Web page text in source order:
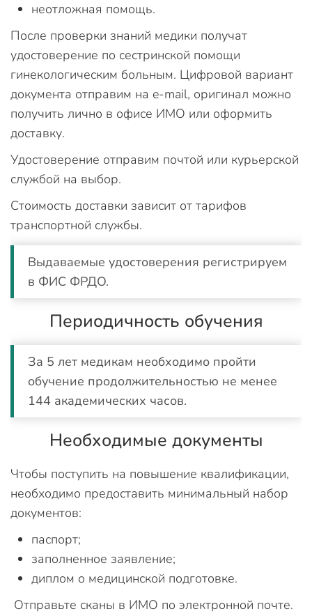
неотложная помощь.
После проверки знаний медики получат
удостоверение по сестринской помощи
гинекологическим больным. Цифровой вариант
документа отправим на e-mail, оригинал можно
получить лично в офисе ИМО или оформить
доставку.
Удостоверение отправим почтой или курьерской
службой на выбор.
Стоимость доставки зависит от тарифов
транспортной службы.
Выдаваемые удостоверения регистрируем
в ФИС ФРДО.
Периодичность обучения
За 5 лет медикам необходимо пройти
обучение продолжительностью не менее
144 академических часов.
Необходимые документы
Чтобы поступить на повышение квалификации,
необходимо предоставить минимальный набор
документов:
паспорт;
заполненное заявление;
диплом о медицинской подготовке.
Отправьте сканы в ИМО по электронной почте.